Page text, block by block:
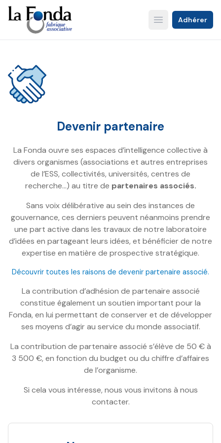
Aller
au
contenu
principal
Open main menu
Adhérer
Devenir partenaire
La Fonda ouvre ses espaces d’intelligence collective à
divers organismes (associations et autres entreprises
de l’ESS, collectivités, universités, centres de
recherche…) au titre de partenaires associés.
Sans voix délibérative au sein des instances de
gouvernance, ces derniers peuvent néanmoins prendre
une part active dans les travaux de notre laboratoire
d’idées en partageant leurs idées, et bénéficier de notre
expertise en matière de prospective stratégique.
Découvrir toutes les raisons de devenir partenaire associé.
La contribution d’adhésion de partenaire associé
constitue également un soutien important pour la
Fonda, en lui permettant de conserver et de développer
ses moyens d’agir au service du monde associatif.
La contribution de partenaire associé s’élève de 50 € à
3 500 €, en fonction du budget ou du chiffre d’affaires
de l’organisme.
Si cela vous intéresse, nous vous invitons à nous
contacter.